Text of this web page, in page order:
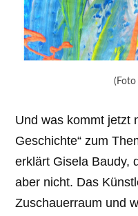
(Foto
Und was kommt jetzt
Geschichte“ zum
erklärt Gisela Baudy,
aber nicht. Das
Zuschauerraum und